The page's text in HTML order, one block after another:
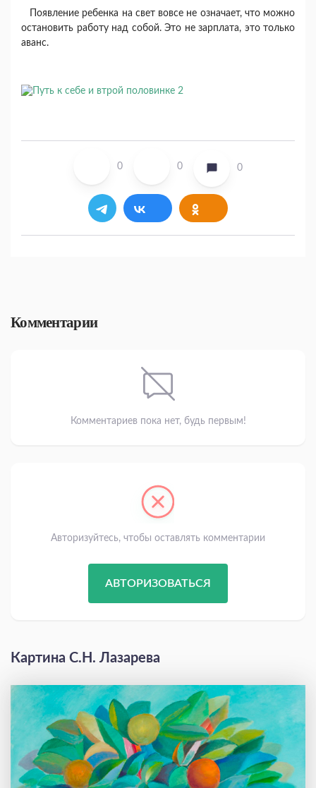
Появление ребенка на свет вовсе не означает, что можно
остановить работу над собой. Это не зарплата, это только
аванс.
0 0 0
Комментарии
Комментариев пока нет, будь первым!
Авторизуйтесь, чтобы оставлять комментарии
АВТОРИЗОВАТЬСЯ
Картина С.Н. Лазарева